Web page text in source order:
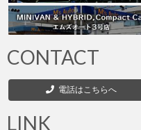
ー
ジ
送
り
CONTACT
電話はこちらへ
LINK